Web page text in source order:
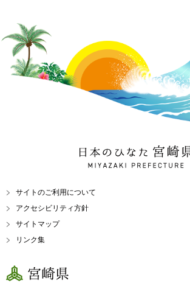
日本のひなた 宮崎県
MIYAZAKI PREFECTURE
サイトのご利用について
アクセシビリティ方針
サイトマップ
リンク集
宮崎県